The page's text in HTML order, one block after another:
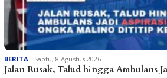
BERITA Sabtu, 8 Agustus 2026
Jalan Rusak, Talud hingga Ambulans